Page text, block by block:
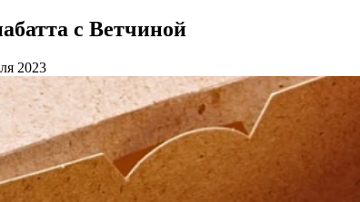
с Ветчиной
2023